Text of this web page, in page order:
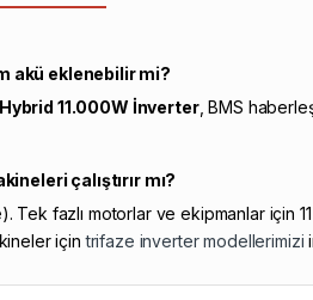
akü eklenebilir mi?
11.000W İnverter, BMS
çalıştırır mı?
Tek fazlı motorlar ve ekipmanlar için
içintrifaze inverter modellerimizi